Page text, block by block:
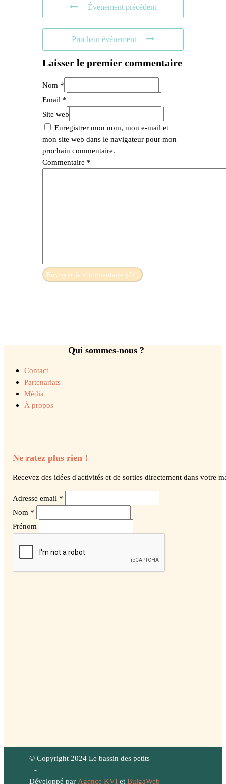
Événement précédent
Prochain événement
Laisser le premier commentaire
Nom *
Email *
Site web
Enregistrer mon nom, mon e-mail et
mon site web dans le navigateur pour mon
prochain commentaire.
Commentaire *
Qui sommes-nous ?
Contact
Partenariats
Média
À propos
Ne ratez plus rien !
Recevez des idées d'activités et de sorties directement dans votre
Adresse email *
Nom *
Prénom
© Copyright 2024 Le bassin des petits
-
Développé par Agence KVIet BulgaWeb